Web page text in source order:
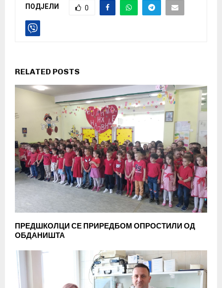
ПОДЈЕЛИ 0
RELATED POSTS
ПРЕДШКОЛЦИ СЕ ПРИРЕДБОМ ОПРОСТИЛИ ОД
ОБДАНИШТА